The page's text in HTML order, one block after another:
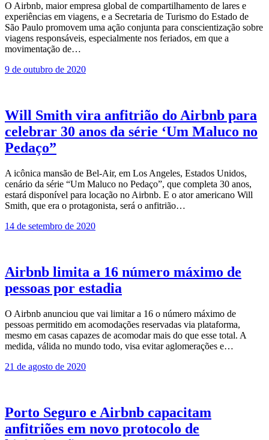
O Airbnb, maior empresa global de compartilhamento de lares e
experiências em viagens, e a Secretaria de Turismo do Estado de
São Paulo promovem uma ação conjunta para conscientização sobre
viagens responsáveis, especialmente nos feriados, em que a
movimentação de…
9 de outubro de 2020
Will Smith vira anfitrião do Airbnb para
celebrar 30 anos da série ‘Um Maluco no
Pedaço”
A icônica mansão de Bel-Air, em Los Angeles, Estados Unidos,
cenário da série “Um Maluco no Pedaço”, que completa 30 anos,
estará disponível para locação no Airbnb. E o ator americano Will
Smith, que era o protagonista, será o anfitrião…
14 de setembro de 2020
Airbnb limita a 16 número máximo de
pessoas por estadia
O Airbnb anunciou que vai limitar a 16 o número máximo de
pessoas permitido em acomodações reservadas via plataforma,
mesmo em casas capazes de acomodar mais do que esse total. A
medida, válida no mundo todo, visa evitar aglomerações e…
21 de agosto de 2020
Porto Seguro e Airbnb capacitam
anfitriões em novo protocolo de